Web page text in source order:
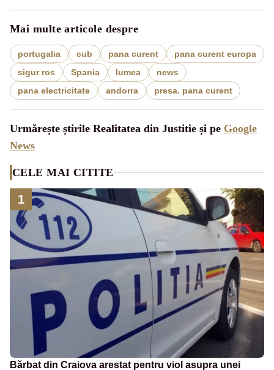
Mai multe articole despre
portugalia cub pana curent
pana curent europa
sigur ros
Spania lumea
news
pana electricitate
andorra presa. pana curent
Urmărește știrile Realitatea din Justitie și pe Google
News
CELE MAI CITITE
1
Bărbat din Craiova arestat pentru viol asupra unei